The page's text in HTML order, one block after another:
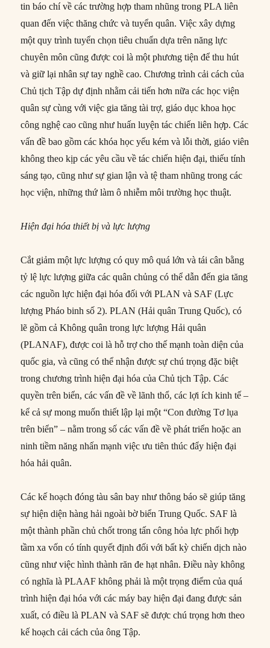
tin báo chí về các trường hợp tham nhũng trong PLA liên
quan đến việc thăng chức và tuyển quân. Việc xây dựng
một quy trình tuyển chọn tiêu chuẩn dựa trên năng lực
chuyên môn cũng được coi là một phương tiện để thu hút
và giữ lại nhân sự tay nghề cao. Chương trình cải cách của
Chủ tịch Tập dự định nhằm cải tiến hơn nữa các học viện
quân sự cùng với việc gia tăng tài trợ, giáo dục khoa học
công nghệ cao cũng như huấn luyện tác chiến liên hợp. Các
vấn đề bao gồm các khóa học yếu kém và lỗi thời, giáo viên
không theo kịp các yêu cầu về tác chiến hiện đại, thiếu tính
sáng tạo, cũng như sự gian lận và tệ tham nhũng trong các
học viện, những thứ làm ô nhiễm môi trường học thuật.
Hiện đại hóa thiết bị và lực lượng
Cắt giảm một lực lượng có quy mô quá lớn và tái cân bằng
tỷ lệ lực lượng giữa các quân chủng có thể dẫn đến gia tăng
các nguồn lực hiện đại hóa đối với PLAN và SAF (Lực
lượng Pháo binh số 2). PLAN (Hải quân Trung Quốc), có
lẽ gồm cả Không quân trong lực lượng Hải quân
(PLANAF), được coi là hỗ trợ cho thế mạnh toàn diện của
quốc gia, và cũng có thể nhận được sự chú trọng đặc biệt
trong chương trình hiện đại hóa của Chủ tịch Tập. Các
quyền trên biển, các vấn đề về lãnh thổ, các lợi ích kinh tế –
kể cả sự mong muốn thiết lập lại một “Con đường Tơ lụa
trên biển” – nằm trong số các vấn đề về phát triển hoặc an
ninh tiềm năng nhấn mạnh việc ưu tiên thúc đẩy hiện đại
hóa hải quân.
Các kế hoạch đóng tàu sân bay như thông báo sẽ giúp tăng
sự hiện diện hàng hải ngoài bờ biển Trung Quốc. SAF là
một thành phần chủ chốt trong tấn công hỏa lực phối hợp
tầm xa vốn có tính quyết định đối với bất kỳ chiến dịch nào
cũng như việc hình thành răn đe hạt nhân. Điều này không
có nghĩa là PLAAF không phải là một trọng điểm của quá
trình hiện đại hóa với các máy bay hiện đại đang được sản
xuất, có điều là PLAN và SAF sẽ được chú trọng hơn theo
kế hoạch cải cách của ông Tập.